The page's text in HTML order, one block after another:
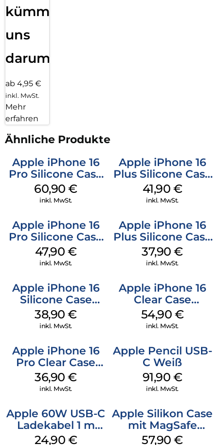
kümmern
uns
darum!
ab 4,95 €
inkl. MwSt.
Mehr
erfahren
Ähnliche Produkte
Apple iPhone 16
Pro Silicone Case
MagSafe Stone
Gray
60,90€
inkl. MwSt.
Apple iPhone 16
Plus Silicone Case
MagSafe Stone
Gray
41,90 €
inkl. MwSt.
Apple iPhone 16
Pro Silicone Case
MagSafe Denim
47,90 €
inkl. MwSt.
Apple iPhone 16
Plus Silicone Case
MagSafe Lake
Green
37,90€
inkl. MwSt.
Apple iPhone 16
Silicone Case
MagSafe
Ultramarine
38,90€
inkl. MwSt.
Apple iPhone 16
Clear Case
MagSafe
Transparent
54,90 €
inkl. MwSt.
Apple iPhone 16
Pro Clear Case
MagSafe
Transparent
36,90€
inkl. MwSt.
Apple Pencil USB-
C Weiß
91,90 €
inkl. MwSt.
Apple 60W USB-C
Ladekabel 1 m
Weiß
24,90 €
Apple Silikon Case
mit MagSafe
iPhone 14 Pro
57,90€